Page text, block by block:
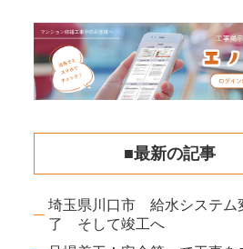
■最新の記事
埼玉県川口市 給水システム
了 そして竣工へ